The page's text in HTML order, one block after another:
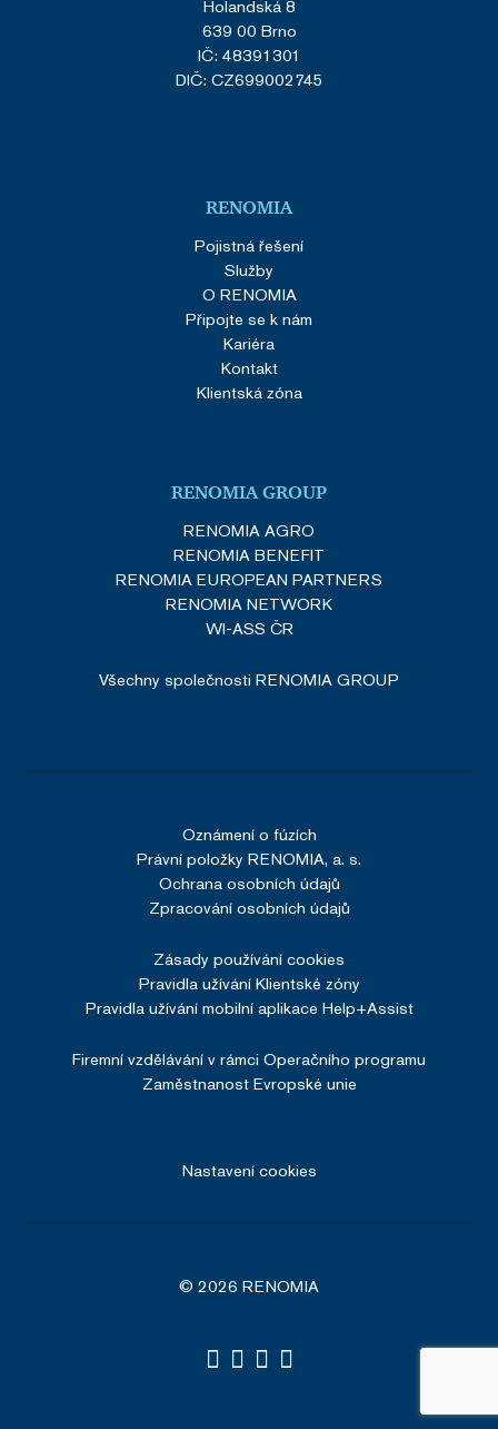
Holandská 8
639 00 Brno
IČ: 48391301
DIČ: CZ699002745
RENOMIA
Pojistná řešení
Služby
O RENOMIA
Připojte se k nám
Kariéra
Kontakt
Klientská zóna
RENOMIA GROUP
RENOMIA AGRO
RENOMIA BENEFIT
RENOMIA EUROPEAN PARTNERS
RENOMIA NETWORK
WI-ASS ČR
Všechny společnosti RENOMIA GROUP
Oznámení o fúzích
Právní položky RENOMIA, a. s.
Ochrana osobních údajů
Zpracování osobních údajů
Zásady používání cookies
Pravidla užívání Klientské zóny
Pravidla užívání mobilní aplikace Help+Assist
Firemní vzdělávání v rámci Operačního programu
Zaměstnanost Evropské unie
Nastavení cookies
© 2026 RENOMIA